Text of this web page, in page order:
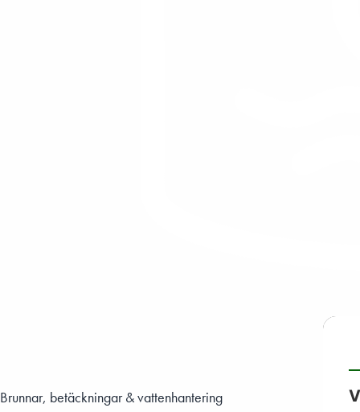
Brunnar, betäckningar & vattenhantering